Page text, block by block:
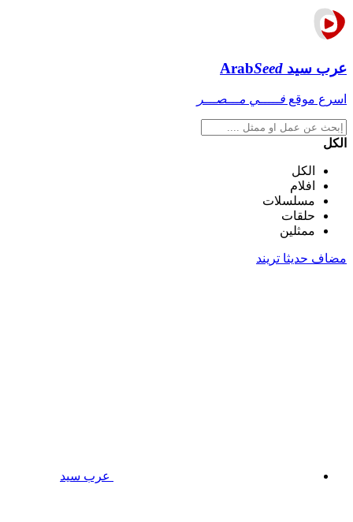
عرب سيد ArabSeed
اسرع موقع فـــــي مـــصـــر
الكل
الكل
افلام
مسلسلات
حلقات
ممثلين
مضاف حديثا تريند
عرب سيد